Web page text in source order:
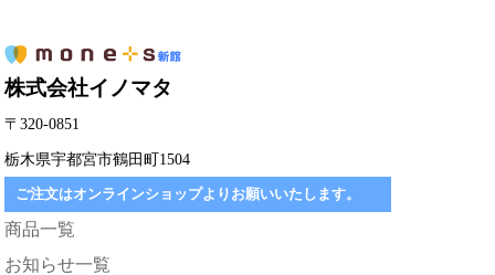
株式会社イノマタ
〒320-0851
栃木県宇都宮市鶴田町1504
ご注文はオンラインショップよりお願いいたします。
商品一覧
お知らせ一覧